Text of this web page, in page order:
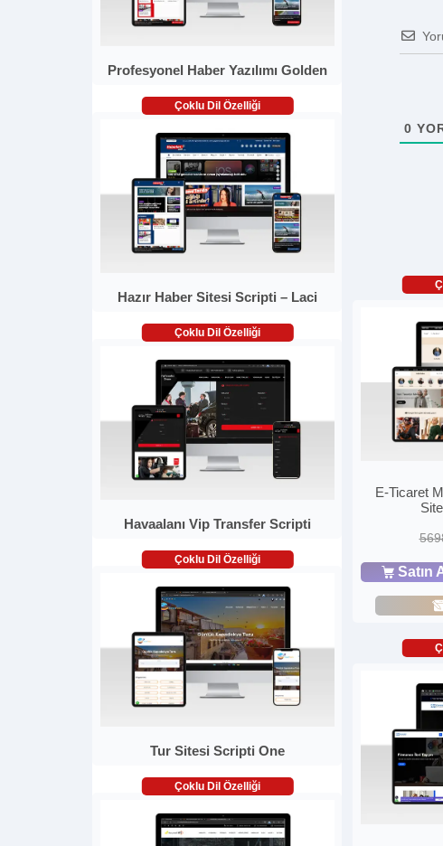
Profesyonel Haber Yazılımı Golden
Çoklu Dil Özelliği
Hazır Haber Sitesi Scripti – Laci
Çoklu Dil Özelliği
Havaalanı Vip Transfer Scripti
Çoklu Dil Özelliği
Tur Sitesi Scripti One
Çoklu Dil Özelliği
0
E-Ticaret
Satın